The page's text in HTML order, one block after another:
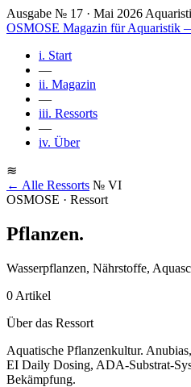
Ausgabe № 17 · Mai 2026
OSMOSE Magazin für Aquaristik
i. Start
—
ii. Magazin
—
iii. Ressorts
—
iv. Über
≋
← Alle Ressorts № VI
OSMOSE · Ressort
Pflanzen.
Wasserpflanzen, Nährstoffe,
0 Artikel
Über das Ressort
Aquatische Pflanzenkultur.
EI Daily Dosing, ADA-Substrat-
Bekämpfung.